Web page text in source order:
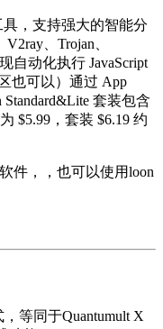
，支持强大的智能分
、Trojan、
自动化执行 JavaScript
区也可以）通过 App
套装包含
$5.99，套装 $6.19 约
件，，也可以使用loon
等同于Quantumult X